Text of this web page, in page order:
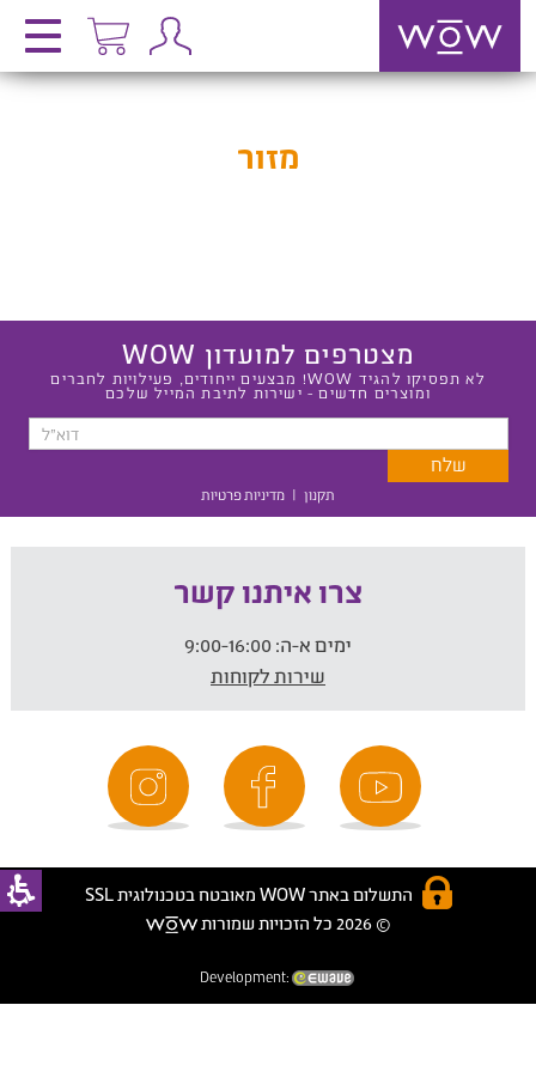
מזור
מצטרפים למועדון WOW
לא תפסיקו להגיד WOW! מבצעים ייחודים, פעילויות לחברים
ומוצרים חדשים - ישירות לתיבת המייל שלכם
תקנון | מדיניות פרטיות
צרו איתנו קשר
ימים א-ה:
שירות לקוחות
התשלום באתר WOW מאובטח בטכנולוגית SSL
© 2026 כל הזכויות שמורות
Development: